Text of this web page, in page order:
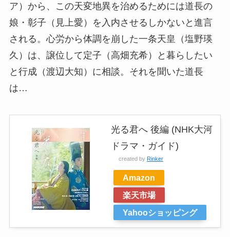
ア）から、この天変地異を治めるためには道長の
娘・彰子（見上愛）を入内させるしかないと進言
される。心労から体調を崩した一条天皇（塩野瑛
久）は、譲位して定子（高畑充希）と暮らしたい
と行成（渡辺大知）に相談。それを聞いた道長
は…
光る君へ 後編 (NHK大河
ドラマ・ガイド)
created by Rinker
Amazon
楽天市場
Yahooショッピング